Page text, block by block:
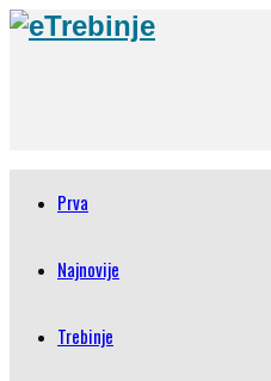
Prva
Najnovije
Trebinje